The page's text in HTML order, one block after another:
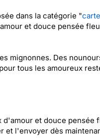
dans la catégorie "
et douce pensée
mignonnes. Des
tous les amoureux
d'amour et douce pensée
et l'envoyer dès